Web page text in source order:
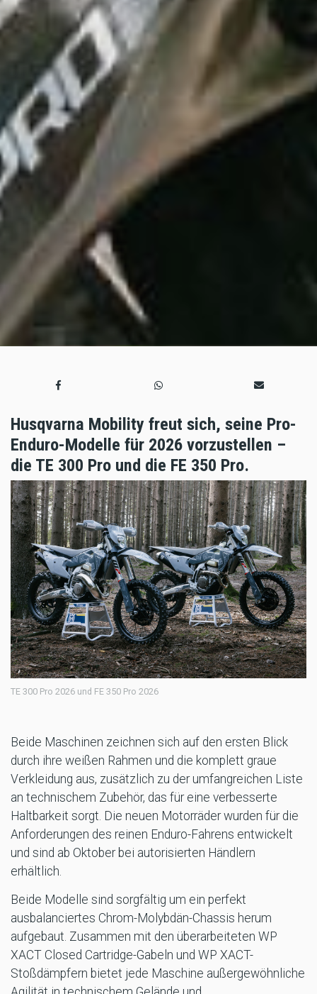
Husqvarna Mobility freut sich, seine Pro-
Enduro-Modelle für 2026 vorzustellen –
die TE 300 Pro und die FE 350 Pro.
TE 300 Pro 2026 und FE 350 Pro 2026
Beide Maschinen zeichnen sich auf den ersten Blick
durch ihre weißen Rahmen und die komplett graue
Verkleidung aus, zusätzlich zu der umfangreichen Liste
an technischem Zubehör, das für eine verbesserte
Haltbarkeit sorgt. Die neuen Motorräder wurden für die
Anforderungen des reinen Enduro-Fahrens entwickelt
und sind ab Oktober bei autorisierten Händlern
erhältlich.
Beide Modelle sind sorgfältig um ein perfekt
ausbalanciertes Chrom-Molybdän-Chassis herum
aufgebaut. Zusammen mit den überarbeiteten WP
XACT Closed Cartridge-Gabeln und WP XACT-
Stoßdämpfern bietet jede Maschine außergewöhnliche